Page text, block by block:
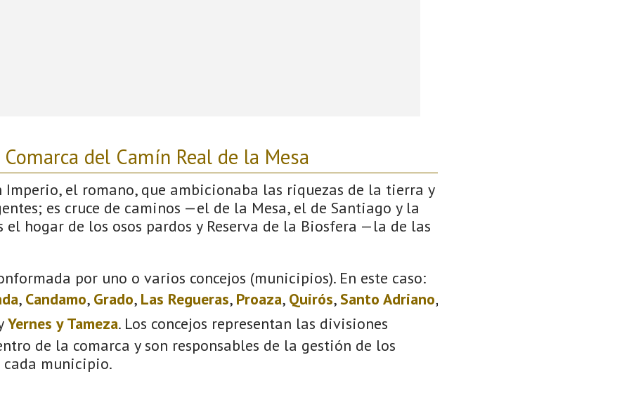
Comarca del Camín Real de la Mesa
Imperio, el romano, que ambicionaba las riquezas de la tierra y
es cruce de caminos —el de la Mesa, el de Santiago y la
el hogar de los osos pardos y Reserva de la Biosfera —la de las
por uno o varios concejos (municipios). En este caso:
, Candamo, Grado, Las Regueras, Proaza, Quirós,Santo Adriano,
Yernes y Tameza. Los concejos representan las divisiones
de la comarca y son responsables de la gestión de los
cada municipio.